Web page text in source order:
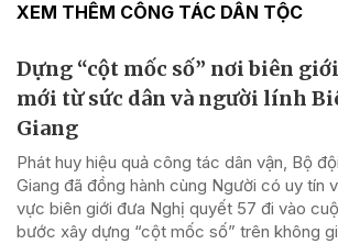
XEM THÊM CÔNG TÁC DÂN TỘC
Dựng “cột mốc số” nơi biên
mới từ sức dân và người lính
Giang
Phát huy hiệu quả công tác dân vận, Bộ
Giang đã đồng hành cùng Người có uy tín
vực biên giới đưa Nghị quyết 57 đi vào
bước xây dựng “cột mốc số” trên không